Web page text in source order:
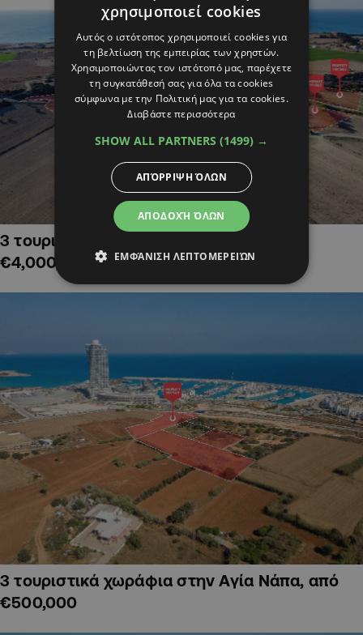
3 τουριστικά χωράφια στην Αλαμινό,
€4,000,000
3 τουριστικά χωράφια στην Αγία Νάπα, από
€500,000
χρησιμοποιεί cookies
Αυτός ο ιστότοπος χρησιμοποιεί cookies για
τη βελτίωση της εμπειρίας των χρηστών.
Χρησιμοποιώντας τον ιστότοπό μας, παρέχετε
τη συγκατάθεσή σας για όλα τα cookies
σύμφωνα με την Πολιτική μας για τα cookies.
Διαβάστε περισσότερα
SHOW ALL PARTNERS (1499) →
ΑΠΟΔΟΧΉ ΌΛΩΝ
ΑΠΌΡΡΙΨΗ ΌΛΩΝ
ΕΜΦΆΝΙΣΗ ΛΕΠΤΟΜΕΡΕΙΏΝ